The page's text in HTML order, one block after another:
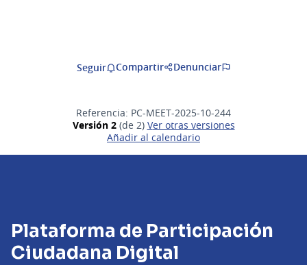
Seguir Compartir Denunciar
Referencia: PC-MEET-2025-10-244
Versión 2(de 2)
ver otras versiones
Añadir al calendario
Plataforma de Participación
Ciudadana Digital